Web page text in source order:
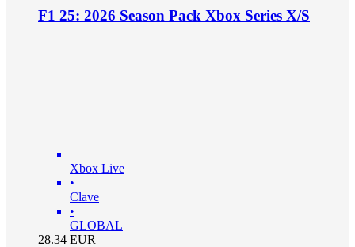
F1 25: 2026 Season Pack Xbox Series X/S
Xbox Live
•
Clave
•
GLOBAL
28.34 EUR